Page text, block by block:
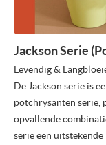
Jackson Serie
Levendig &
De Jackson serie is
potchrysanten serie,
opvallende
serie een